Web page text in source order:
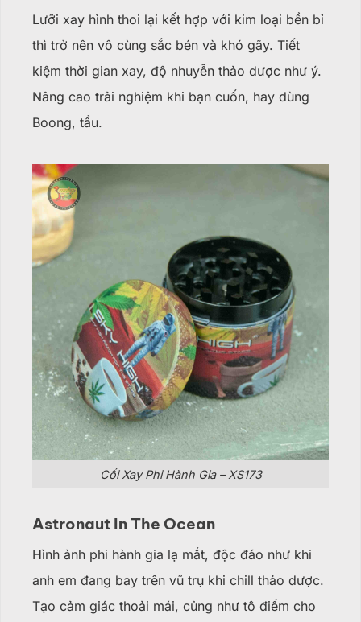
Lưỡi xay hình thoi lại kết hợp với kim loại bền bỉ
thì trở nên vô cùng sắc bén và khó gãy. Tiết
kiệm thời gian xay, độ nhuyễn thảo dược như ý.
Nâng cao trải nghiệm khi bạn cuốn, hay dùng
Boong, tẩu.
Cối Xay Phi Hành Gia – XS173
Astronaut In The Ocean
Hình ảnh phi hành gia lạ mắt, độc đáo như khi
anh em đang bay trên vũ trụ khi chill thảo dược.
Tạo cảm giác thoải mái, củng như tô điểm cho